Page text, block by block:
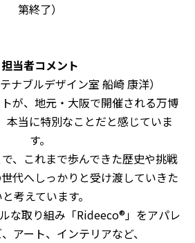
第終了）
担当者コメント
ナブルデザイン室 船崎 康洋）
が、地元・大阪で開催される万博
本当に特別なことだと感じていま
す。
、これまで歩んできた歴史や挑戦
代へしっかりと受け渡していきた
と考えています。
な取り組み「Rideeco®」をアパレ
アート、インテリアなど、